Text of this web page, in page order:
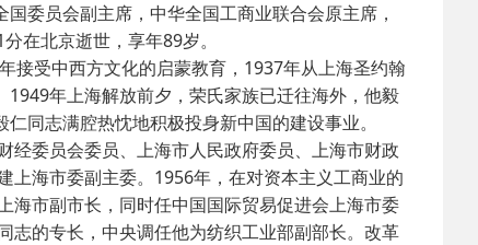
北仑六支部… 2026-06-18
民主建国会… 2026-02-25
民主建国会… 2025-08-28
党派整体智… 2025-06-05
委员会副主席，中华全国工商业联合会原主席，
在北京逝世，享年89岁。
受中西方文化的启蒙教育，1937年从上海圣约翰
年上海解放前夕，荣氏家族已迁往海外，他毅
同志满腔热忱地积极投身新中国的建设事业。
经委员会委员、上海市人民政府委员、上海市财政
上海市委副主委。1956年，在对资本主义工商业的
海市副市长，同时任中国国际贸易促进会上海市委
志的专长，中央调任他为纺织工业部副部长。改革